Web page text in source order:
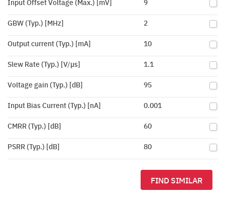
Input Offset Voltage (Max.) [mV]
9
GBW (Typ.) [MHz] 2
Output current (Typ.) [mA] 10
Slew Rate (Typ.) [V/µs] 1.1
Voltage gain (Typ.) [dB] 95
Input Bias Current (Typ.) [nA] 0.001
CMRR (Typ.) [dB] 60
PSRR (Typ.) [dB] 80
FIND SIMILAR